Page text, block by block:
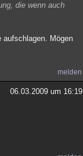
die wenn auch
aufschlagen. Mögen
melden
06.03.2009 um 16:19